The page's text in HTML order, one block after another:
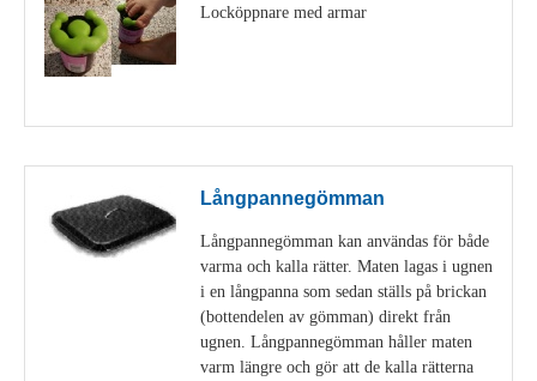
Locköppnare med armar
Långpannegömman
Långpannegömman kan användas för både
varma och kalla rätter. Maten lagas i ugnen
i en långpanna som sedan ställs på brickan
(bottendelen av gömman) direkt från
ugnen. Långpannegömman håller maten
varm längre och gör att de kalla rätterna